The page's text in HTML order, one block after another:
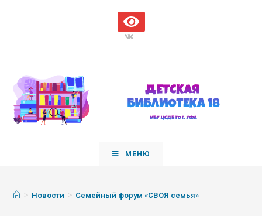
МЕНЮ
> Новости > Семейный форум «СВОЯ семья»